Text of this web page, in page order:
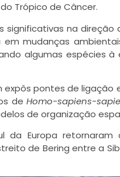
Trópico de Câncer.
significativas na
mudanças
algumas espécies
pontes de ligação
deHomo-sapiens-
de organização
da Europa
de Bering entre a